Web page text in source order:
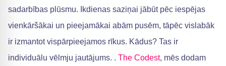
sadarbības plūsmu. Ikdienas saziņai jābūt pēc iespējas
vienkāršākai un pieejamākai abām pusēm, tāpēc vislabāk
ir izmantot vispārpieejamos rīkus. Kādus? Tas ir
individuālu vēlmju jautājums. . The Codest, mēs dodam